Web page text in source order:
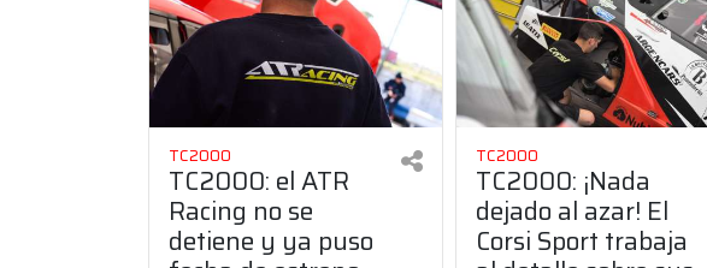
TC2000
TC2000: el ATR
Racing no se
detiene y ya puso
TC2000
TC2000: ¡Nada
dejado al azar! El
Corsi Sport trabaja